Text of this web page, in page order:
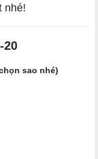
nhé!
20
sao nhé)